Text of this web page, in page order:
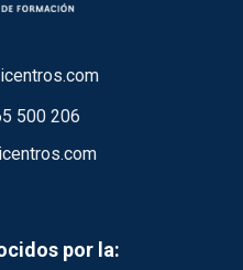
500 206
por la: